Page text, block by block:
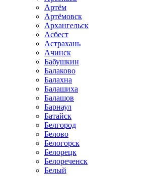
Артём
Артёмовск
Архангельск
Асбест
Астрахань
Ачинск
Бабушкин
Балаково
Балахна
Балашиха
Балашов
Барнаул
Батайск
Белгород
Белово
Белогорск
Белорецк
Белореченск
Белый